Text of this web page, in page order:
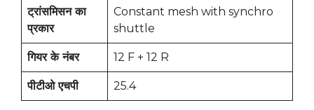
ट्रांसमिसन का
प्रकार
Constant mesh with synchro
shuttle
गियर के नंबर 12 F + 12 R
पीटीओ एचपी 25.4